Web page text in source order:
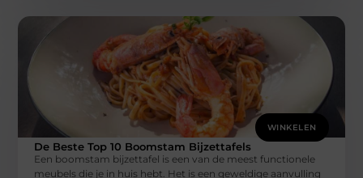
WINKELEN
De Beste Top 10 Boomstam Bijzettafels
Een ​​boomstam bijzettafel is een van de meest functionele
meubels die je in huis hebt. Het is een geweldige aanvulling